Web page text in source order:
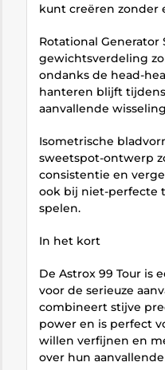
kunt creëren zonder
Rotational Generator
gewichtsverdeling
ondanks de head-
hanteren blijft
aanvallende
Isometrische
sweetspot-ontwerp
consistentie en
ook bij niet-perfecte
spelen.
In het kort
De Astrox 99 Tour is
voor de serieuze
combineert stijve
power en is perfect
willen verfijnen en
over hun